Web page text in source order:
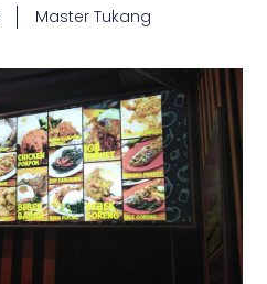
Master Tukang